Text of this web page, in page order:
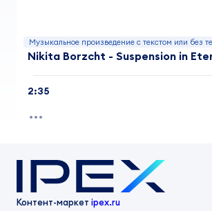
Музыкальное произведение с текстом или без
Nikita Borzcht - Suspension in
2:35
Контент-маркет ipex.ru